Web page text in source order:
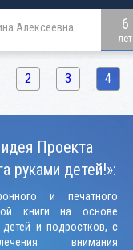
Алексеевна 6
лет
2 3 4
Проекта
руками детей!»:
и печатного
книги на основе
детей и подростков, с
внимания